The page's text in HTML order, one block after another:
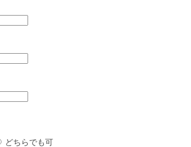
どちらでも可